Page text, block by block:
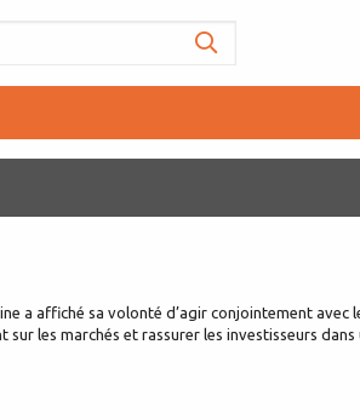
a affiché sa volonté d’agir conjointement
les marchés et rassurer les investisseurs